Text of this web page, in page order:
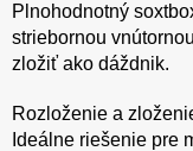
Plnohodnotný
striebornou
zložiť ako dáždnik.
Rozloženie a
Ideálne riešenie pre